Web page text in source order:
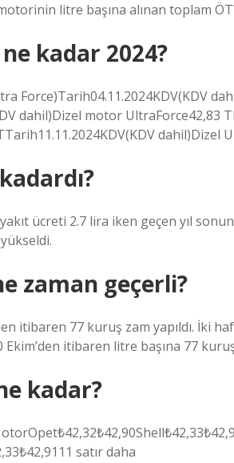
litre başına alınan toplam
kadar 2024?
Force)Tarih04.11.2024KDV(KDV
dahil)Dizel motor UltraForce42,83
dahil)Dizel
ücreti 2.7 lira iken geçen yıl
zaman geçerli?
itibaren 77 kuruş zam yapıldı. İki
itibaren litre başına 77 kuruş
kadar?
satır daha